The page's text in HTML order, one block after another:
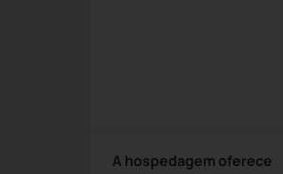
A hospedagem oferece